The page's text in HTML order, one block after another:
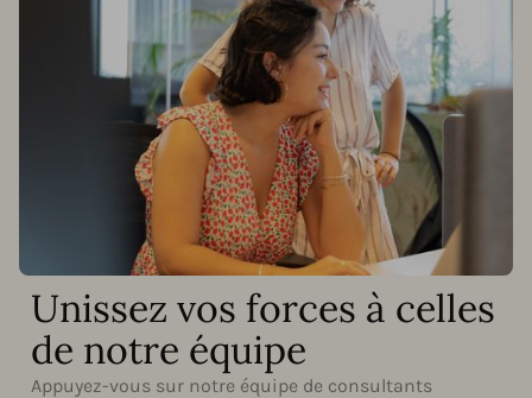
Unissez vos forces à celles
de notre équipe
Appuyez-vous sur notre équipe de consultants